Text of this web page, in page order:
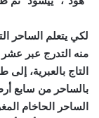
لكي يتعلم الساحر
منه التدرج عبر
التاج بالعبرية،
بالساحر من سابع
الساحر الحاخام